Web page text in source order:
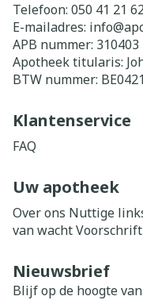
Telefoon: 050 41 21
E-mailadres: info@
APB nummer: 310403
Apotheek titularis:
BTW nummer:
Klantenservice
FAQ
Uw apotheek
Over ons Nuttige
van wachtVoorschrift
Nieuwsbrief
Blijf op de hoogte